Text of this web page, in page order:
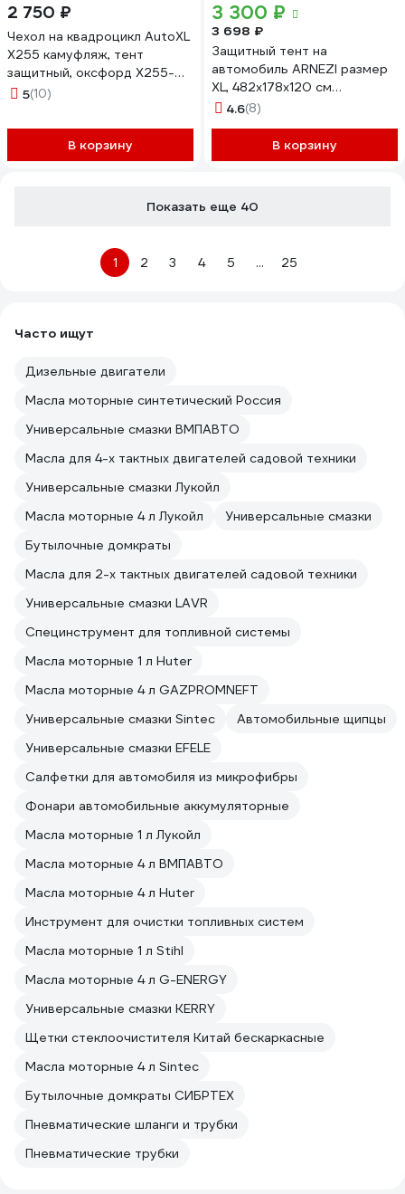
2 750 ₽
Чехол на квадроцикл AutoXL
X255 камуфляж, тент
защитный, оксфорд X255-
LEO Camo
5(10)
В корзину
3 300 ₽
3 698 ₽
Защитный тент на
автомобиль ARNEZI размер
XL, 482х178х120 см
A1509007
4.6(8)
В корзину
Показать еще 40
1 2 3 4 5 ... 25
Часто ищут
Дизельные двигатели
Масла моторные синтетический Россия
Универсальные смазки ВМПАВТО
Масла для 4-х тактных двигателей садовой техники
Универсальные смазки Лукойл
Масла моторные 4 л Лукойл
Универсальные смазки
Бутылочные домкраты
Масла для 2-х тактных двигателей садовой техники
Универсальные смазки LAVR
Специнструмент для топливной системы
Масла моторные 1 л Huter
Масла моторные 4 л GAZPROMNEFT
Универсальные смазки Sintec
Автомобильные щипцы
Универсальные смазки EFELE
Салфетки для автомобиля из микрофибры
Фонари автомобильные аккумуляторные
Масла моторные 1 л Лукойл
Масла моторные 4 л ВМПАВТО
Масла моторные 4 л Huter
Инструмент для очистки топливных систем
Масла моторные 1 л Stihl
Масла моторные 4 л G-ENERGY
Универсальные смазки KERRY
Щетки стеклоочистителя Китай бескаркасные
Масла моторные 4 л Sintec
Бутылочные домкраты СИБРТЕХ
Пневматические шланги и трубки
Пневматические трубки